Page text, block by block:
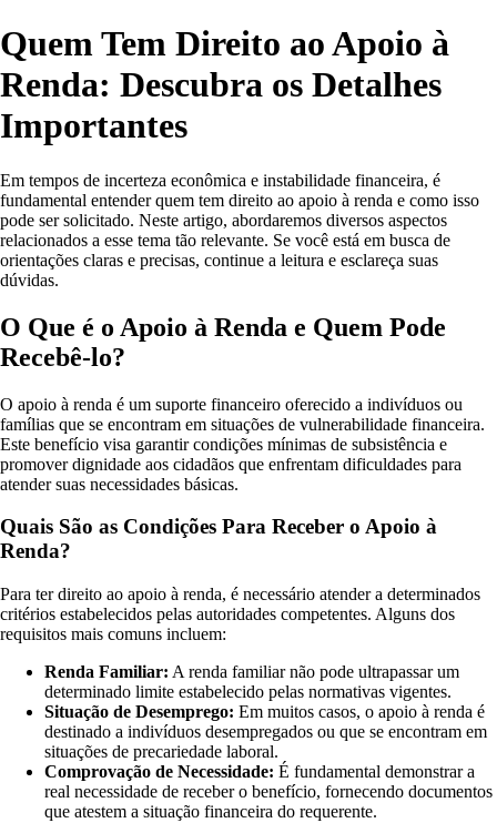
Quem Tem Direito ao Apoio à
Renda: Descubra os Detalhes
Importantes
Em tempos de incerteza econômica e instabilidade financeira, é
fundamental entender quem tem direito ao apoio à renda e como isso
pode ser solicitado. Neste artigo, abordaremos diversos aspectos
relacionados a esse tema tão relevante. Se você está em busca de
orientações claras e precisas, continue a leitura e esclareça suas
dúvidas.
O Que é o Apoio à Renda e Quem Pode
Recebê-lo?
O apoio à renda é um suporte financeiro oferecido a indivíduos ou
famílias que se encontram em situações de vulnerabilidade financeira.
Este benefício visa garantir condições mínimas de subsistência e
promover dignidade aos cidadãos que enfrentam dificuldades para
atender suas necessidades básicas.
Quais São as Condições Para Receber o Apoio à
Renda?
Para ter direito ao apoio à renda, é necessário atender a determinados
critérios estabelecidos pelas autoridades competentes. Alguns dos
requisitos mais comuns incluem:
Renda Familiar: A renda familiar não pode ultrapassar um
determinado limite estabelecido pelas normativas vigentes.
Situação de Desemprego: Em muitos casos, o apoio à renda é
destinado a indivíduos desempregados ou que se encontram em
situações de precariedade laboral.
Comprovação de Necessidade: É fundamental demonstrar a
real necessidade de receber o benefício, fornecendo documentos
que atestem a situação financeira do requerente.